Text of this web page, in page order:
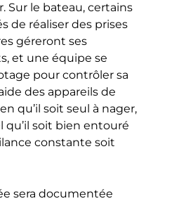
Sur le bateau, certains
de réaliser des prises
géreront ses
et une équipe se
pour contrôler sa
des appareils de
qu’il soit seul à nager,
qu’il soit bien entouré
constante soit
sera documentée